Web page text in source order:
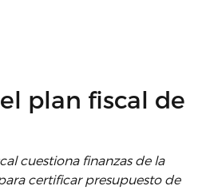
plan fiscal de
cuestiona finanzas de la
certificar presupuesto de